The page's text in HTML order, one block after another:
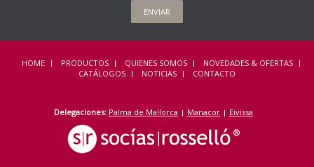
ENVIAR
HOME PRODUCTOS QUIENES SOMOS
NOVEDADES & OFERTAS
CATÁLOGOS
NOTICIAS CONTACTO
Delegaciones: Palma de Mallorca Manacor Eivissa